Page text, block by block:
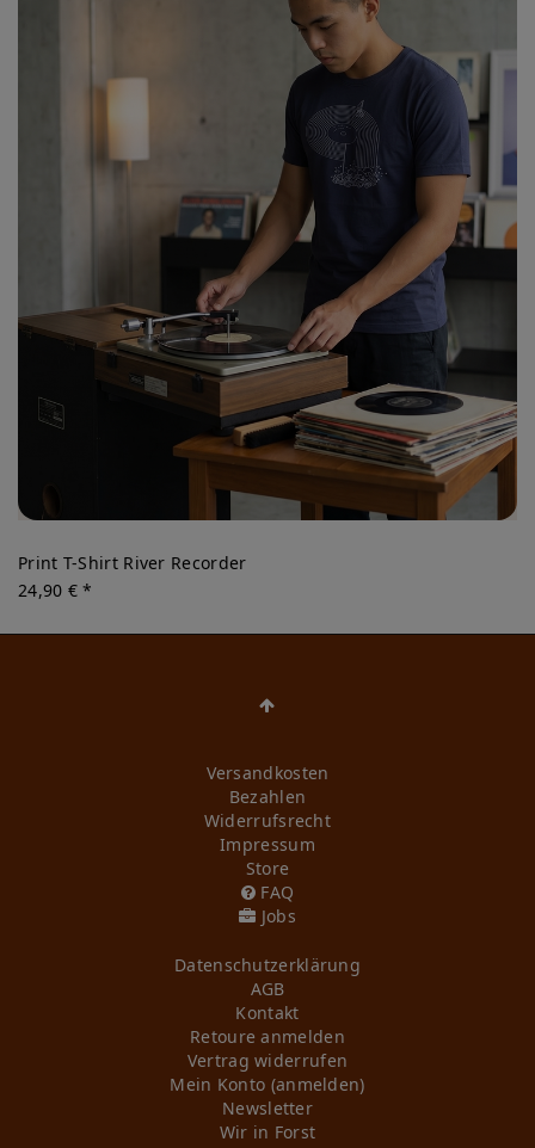
Print T-Shirt River Recorder
24,90 € *
Versandkosten
Bezahlen
Widerrufs­recht
Impressum
Store
FAQ
Jobs
Daten­schutz­erklärung
AGB
Kontakt
Retoure anmelden
Vertrag widerrufen
Mein Konto (anmelden)
Newsletter
Wir in Forst